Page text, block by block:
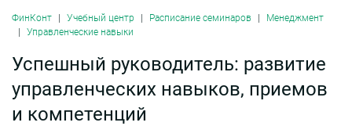
ФинКонт Учебный центр Расписание семинаров
Менеджмент
Управленческие навыки
Успешный руководитель: развитие
управленческих навыков, приемов
и компетенций
Даю согласие на обработку персональных
конфиденциальности